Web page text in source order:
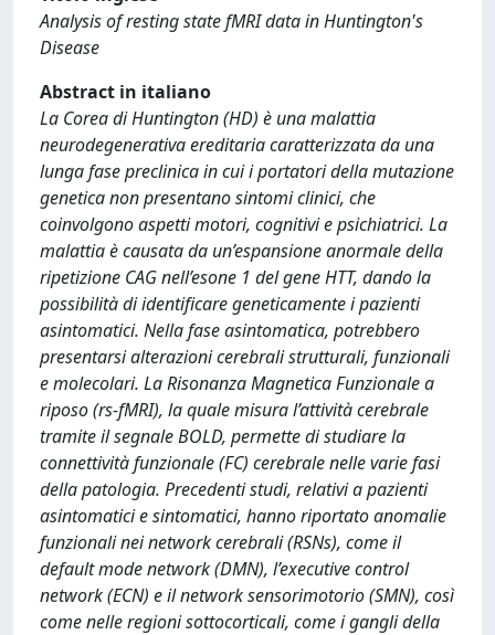
Analysis of resting state fMRI data in Huntington's
Disease
Abstract in italiano
La Corea di Huntington (HD) è una malattia
neurodegenerativa ereditaria caratterizzata da una
lunga fase preclinica in cui i portatori della mutazione
genetica non presentano sintomi clinici, che
coinvolgono aspetti motori, cognitivi e psichiatrici. La
malattia è causata da un’espansione anormale della
ripetizione CAG nell’esone 1 del gene HTT, dando la
possibilità di identificare geneticamente i pazienti
asintomatici. Nella fase asintomatica, potrebbero
presentarsi alterazioni cerebrali strutturali, funzionali
e molecolari. La Risonanza Magnetica Funzionale a
riposo (rs-fMRI), la quale misura l’attività cerebrale
tramite il segnale BOLD, permette di studiare la
connettività funzionale (FC) cerebrale nelle varie fasi
della patologia. Precedenti studi, relativi a pazienti
asintomatici e sintomatici, hanno riportato anomalie
funzionali nei network cerebrali (RSNs), come il
default mode network (DMN), l’executive control
network (ECN) e il network sensorimotorio (SMN), così
come nelle regioni sottocorticali, come i gangli della